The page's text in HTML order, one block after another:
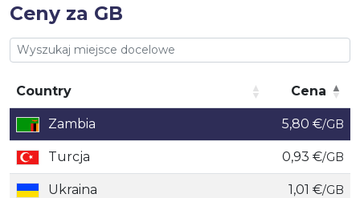
Ceny za GB
Country
Cena
Country
Cena
Zambia 5,80 €/GB
Turcja 0,93 €/GB
Ukraina 1,01 €/GB